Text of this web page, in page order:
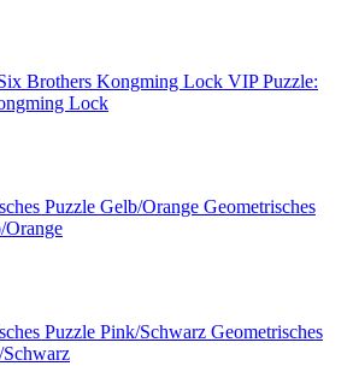
VIP Puzzle:
Lock
Geometrisches
Orange
Geometrisches